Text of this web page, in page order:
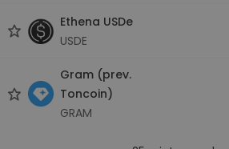
Ethena USDe
USDE
Gram (prev.
Toncoin)
GRAM